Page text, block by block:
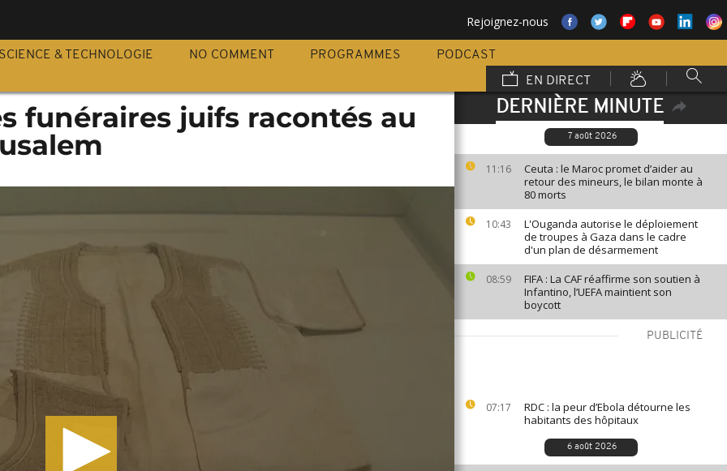
Rejoignez-nous
SCIENCE & TECHNOLOGIE NO COMMENT PROGRAMMES
PODCAST
EN DIRECT
DERNIÈRE MINUTE
7 août 2026
11:16
Ceuta : le Maroc promet d’aider au
retour des mineurs, le bilan monte à
80 morts
10:43
L'Ouganda autorise le déploiement
de troupes à Gaza dans le cadre
d'un plan de désarmement
08:59
FIFA : La CAF réaffirme son soutien à
Infantino, l’UEFA maintient son
boycott
PUBLICITÉ
07:17
RDC : la peur d’Ebola détourne les
habitants des hôpitaux
6 août 2026
funéraires juifs racontés au